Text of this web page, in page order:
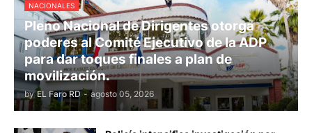
NACIONALES
Pleno Nacional de Dirigentes otorga
poderes al Comité Ejecutivo de la ADP
para dar toques finales a plan de
movilización.
by EL Faro RD - agosto 05, 2026